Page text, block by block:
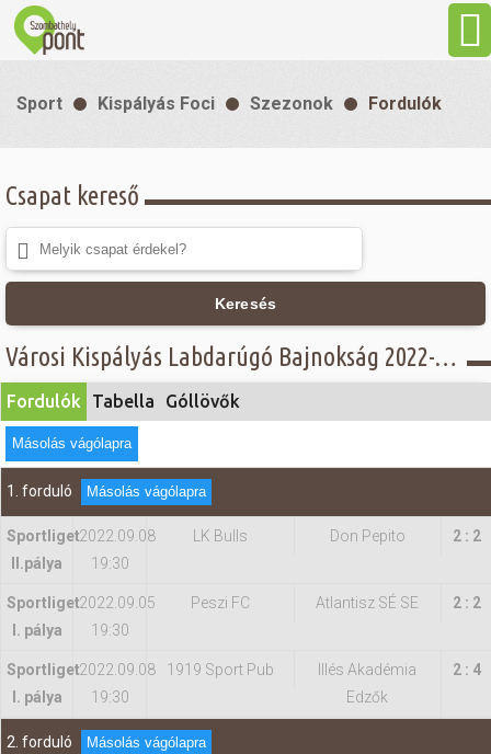
Látnivalók
Gasztronómia
Szállás
Sport
Szabadidő
Hasznos
Sport Kispályás Foci Szezonok Fordulók
Csapat kereső
Keresés
Városi Kispályás Labdarúgó Bajnokság 2022-23 - Fordulók - I. osztály
Fordulók Tabella Góllövők
Másolás vágólapra
1. forduló Másolás vágólapra
Sportliget
II.pálya
2022.09.08
19:30
LK Bulls Don Pepito 2 : 2
Sportliget
I. pálya
2022.09.05
19:30
Peszi FC Atlantisz SÉ SE 2 : 2
Sportliget
I. pálya
2022.09.08
19:30
1919 Sport Pub
Illés Akadémia
Edzők
2 : 4
2. forduló Másolás vágólapra